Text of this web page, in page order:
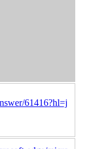
61416?hl=j